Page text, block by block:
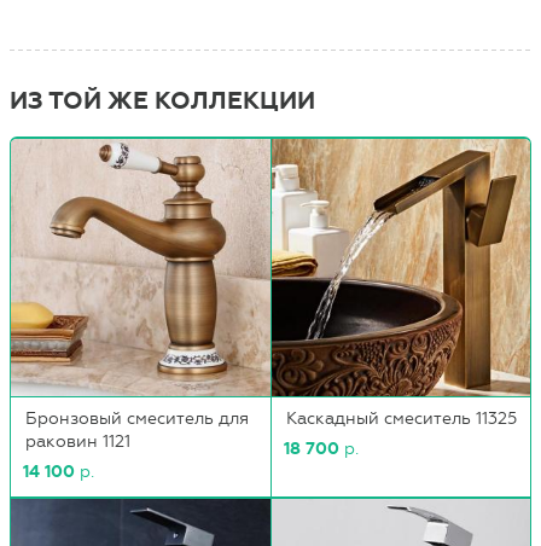
ИЗ ТОЙ ЖЕ КОЛЛЕКЦИИ
Бронзовый смеситель для
раковин 1121
14 100 р.
Каскадный смеситель 11325
18 700 р.